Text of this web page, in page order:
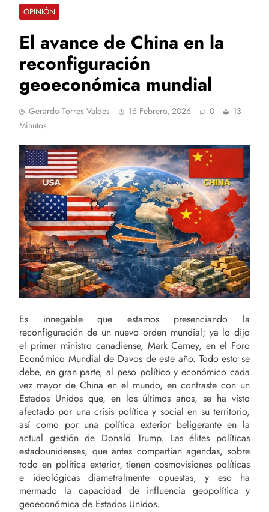
OPINIÓN
El avance de China en la
reconfiguración
geoeconómica mundial
Gerardo Torres Valdes 16 Febrero, 2026 0
13
Minutos
Es innegable que estamos presenciando la
reconfiguración de un nuevo orden mundial; ya lo dijo
el primer ministro canadiense, Mark Carney, en el Foro
Económico Mundial de Davos de este año. Todo esto se
debe, en gran parte, al peso político y económico cada
vez mayor de China en el mundo, en contraste con un
Estados Unidos que, en los últimos años, se ha visto
afectado por una crisis política y social en su territorio,
así como por una política exterior beligerante en la
actual gestión de Donald Trump. Las élites políticas
estadounidenses, que antes compartían agendas, sobre
todo en política exterior, tienen cosmovisiones políticas
e ideológicas diametralmente opuestas, y eso ha
mermado la capacidad de influencia geopolítica y
geoeconómica de Estados Unidos.